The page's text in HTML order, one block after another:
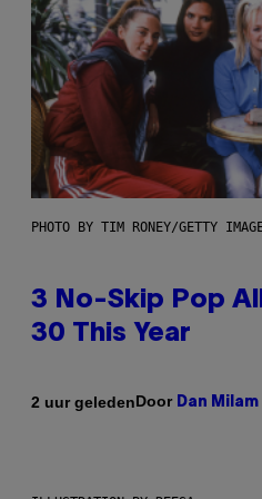
PHOTO BY TIM RONEY/GETTY
3 No-Skip Pop
30 This Year
2 uur geledenDoor Dan Milam